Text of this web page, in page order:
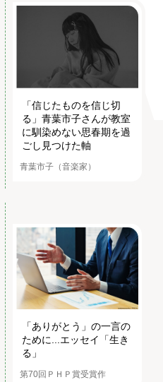
「信じたものを信じ切
る」青葉市子さんが教室
に馴染めない思春期を過
ごし見つけた軸
青葉市子（音楽家）
「ありがとう」の一言の
ために...エッセイ「生き
る」
第70回ＰＨＰ賞受賞作